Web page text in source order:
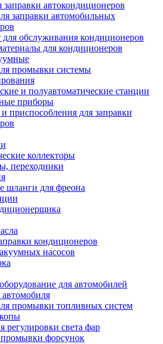
автокондиционеров
заправки автомобильных
обслуживания кондиционеров
для кондиционеров
промывки системы
и полуавтоматические станции
приборы
приспособления для заправки
коллекторы
переходники
шланги для фреона
кондиционеров
насосов
для автомобилей
автомобиля
промывки топливных систем
регулировки света фар
форсунок